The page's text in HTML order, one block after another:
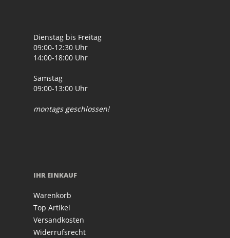
Dienstag bis Freitag
09:00-12:30 Uhr
14:00-18:00 Uhr
Samstag
09:00-13:00 Uhr
montags geschlossen!
IHR EINKAUF
Warenkorb
Top Artikel
Versandkosten
Widerrufsrecht